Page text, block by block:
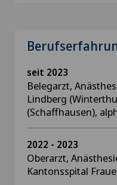
seit 2023
Belegarzt,
Lindberg
(Schaffhausen),
2022 - 2023
Oberarzt,
Kantonsspital